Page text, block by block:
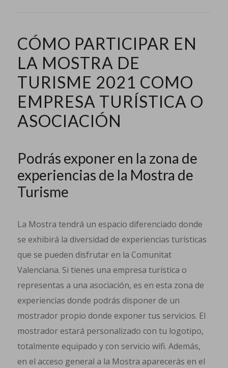
CÓMO PARTICIPAR EN
LA MOSTRA DE
TURISME 2021 COMO
EMPRESA TURÍSTICA O
ASOCIACIÓN
Podrás exponer en la zona de
experiencias de la Mostra de
Turisme
La Mostra tendrá un espacio diferenciado donde
se exhibirá la diversidad de experiencias turísticas
que se pueden disfrutar en la Comunitat
Valenciana. Si tienes una empresa turística o
representas a una asociación, es en esta zona de
experiencias donde podrás disponer de un
mostrador propio donde exponer tus servicios. El
mostrador estará personalizado con tu logotipo,
totalmente equipado y con servicio wifi. Además,
en el acceso general a la Mostra aparecerás en el